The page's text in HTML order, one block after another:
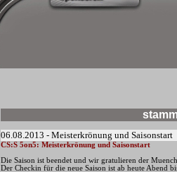
06.08.2013 - Meisterkrönung und Saisonstart
CS:S 5on5: Meisterkrönung und Saisonstart
Die Saison ist beendet und wir gratulieren der
Der Checkin für die neue Saison ist ab heute Abend